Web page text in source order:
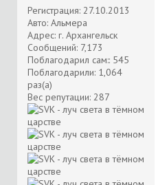
Регистрация: 27.10.2013
Авто: Альмера
Адрес: г. Архангельск
Сообщений: 7,173
Поблагодарил сам:: 545
Поблагодарили: 1,064
раз(а)
Вес репутации: 287